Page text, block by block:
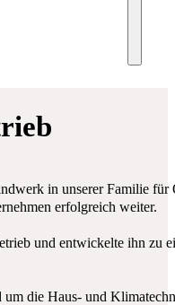
in unserer Familie
erfolgreich weiter.
und entwickelte ihn zu
die Haus- und